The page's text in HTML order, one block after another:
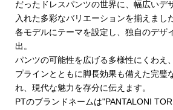
だったドレスパンツの世界に、幅広いデ
入れた多彩なバリエーションを揃えました
各モデルにテーマを設定し、独自のデザ
出。
パンツの可能性を広げる多様性にくわえ
プラインとともに脚長効果も備えた完璧
れ、現代な魅力を存分に伝えます。
PTのブランドネームは"PANTALONI